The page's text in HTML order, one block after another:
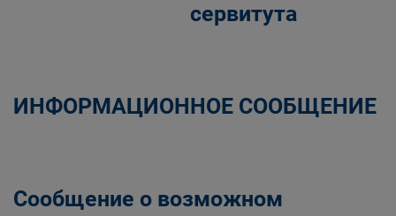
сервитута
ИНФОРМАЦИОННОЕ СООБЩЕНИЕ
Сообщение о возможном